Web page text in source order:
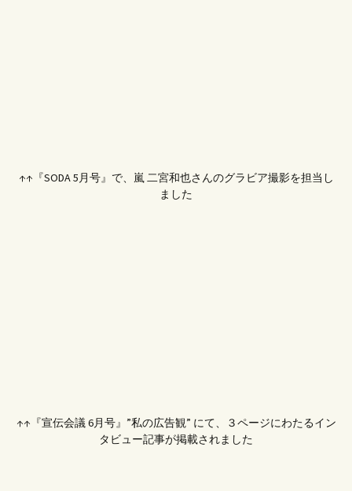
↑↑『SODA 5月号』で、嵐 二宮和也さんのグラビア撮影を担当し
ました
↑↑『宣伝会議 6月号』”私の広告観” にて、３ページにわたるイン
タビュー記事が掲載されました